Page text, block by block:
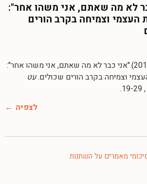
לא מה שאתם, אני משהו אחר":
העצמי וצמיחה בקרב הורים
שלו, ר. (2017)."אני כבר לא מה שאתם, אני משהו אחר":
וצמיחה בקרב הורים שכולים.עט
, 19-29.
לצפיה
מאמרים על השתנות